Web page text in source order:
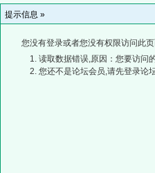
提示信息 »
您没有登录或者您没有权限访问此
读取数据错误,原因：您要访问
您还不是论坛会员,请先登录论